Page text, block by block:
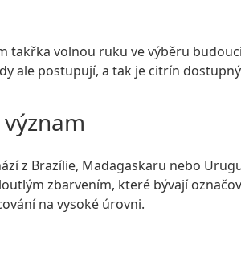
takřka volnou ruku ve výběru
ale postupují, a tak je citrín
z Brazílie, Madagaskaru nebo
zbarvením, které bývají
na vysoké úrovni.